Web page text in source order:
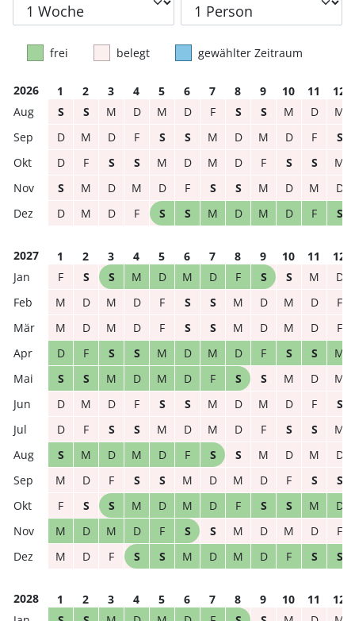
frei belegt gewählter Zeitraum
2026 1 2 3 4 5 6 7 8 9 10 11
12
S
S M D M D F S S M D
M
D
M D F S S M D M D F
S
D
F S S M D M D F S S
M
S
M D M D F S S M D M
D
D
M D F S S M D M D F S
2027 1 2 3 4 5 6 7 8 9 10 11
12
F
S S M D M D F S S M
D
M
D M D F S S M D M D
F
M
D M D F S S M D M D
F
D
F S S M D M D F S S
M
S
S M D M D F S S M D
M
D
M D F S S M D M D F
S
D
F S S M D M D F S S
M
S
M D M D F S S M D M
D
M
D F S S M D M D F S
S
F
S S M D M D F S S M
D
M
D M D F S S M D M D
F
M
D F S S M D M D F S S
2028 1 2 3 4 5 6 7 8 9 10 11
12